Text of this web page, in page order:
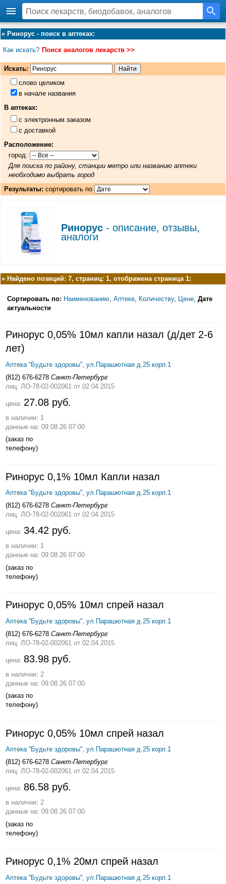
» Ринорус - поиск в аптеках:
Как искать? Поиск аналогов лекарств >>
Искать:
слово целиком
в начале названия
В аптеках:
с электронным заказом
с доставкой
Расположение:
город:
Для поиска по району, станции метро или названию аптеки
необходимо выбрать город
Результаты: сортировать по
Ринорус- описание, отзывы,
аналоги
» Найдено позиций: 7, страниц: 1, отображена страница 1:
Сортировать по: Наименованию Аптеке Количеству, Цене Дате
актуальности
Ринорус 0,05% 10мл капли назал (д/дет 2-6
лет)
Аптека ''Будьте здоровы'', ул.Парашютная д.25 корп.1
(812) 676-6278 Санкт-Петербург
лиц. ЛО-78-02-002061 от 02.04.2015
цена: 27.08 руб.
в наличии: 1
данные на: 09.08.26 07:00
(заказ по
телефону)
Ринорус 0,1% 10мл Капли назал
Аптека ''Будьте здоровы'', ул.Парашютная д.25 корп.1
(812) 676-6278 Санкт-Петербург
лиц. ЛО-78-02-002061 от 02.04.2015
цена: 34.42 руб.
в наличии: 1
данные на: 09.08.26 07:00
(заказ по
телефону)
Ринорус 0,05% 10мл спрей назал
Аптека ''Будьте здоровы'', ул.Парашютная д.25 корп.1
(812) 676-6278 Санкт-Петербург
лиц. ЛО-78-02-002061 от 02.04.2015
цена: 83.98 руб.
в наличии: 2
данные на: 09.08.26 07:00
(заказ по
телефону)
Ринорус 0,05% 10мл спрей назал
Аптека ''Будьте здоровы'', ул.Парашютная д.25 корп.1
(812) 676-6278 Санкт-Петербург
лиц. ЛО-78-02-002061 от 02.04.2015
цена: 86.58 руб.
в наличии: 2
данные на: 09.08.26 07:00
(заказ по
телефону)
Ринорус 0,1% 20мл спрей назал
Аптека ''Будьте здоровы'', ул.Парашютная д.25 корп.1